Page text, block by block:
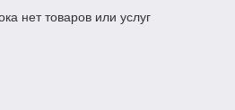
нет товаров или услуг